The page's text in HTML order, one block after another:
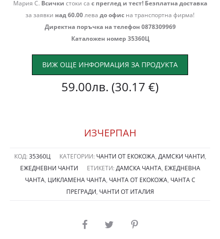
Мария С. Всички стоки са с преглед и тест! Безплатна доставка
за заявки над 60.00лева до офис на транспортна фирма!
Директна поръчка на телефон 0878309969
Каталожен номер 35360Ц
ВИЖ ОЩЕ ИНФОРМАЦИЯ ЗА ПРОДУКТА
59.00лв. (30.17 €)
ИЗЧЕРПАН
КОД: 35360Ц КАТЕГОРИИ: ЧАНТИ ОТ ЕКОКОЖА, ДАМСКИ ЧАНТИ,
ЕЖЕДНЕВНИ ЧАНТИ
ЕТИКЕТИ: ДАМСКА ЧАНТА, ЕЖЕДНЕВНА
ЧАНТА, ЦИКЛАМЕНА ЧАНТА, ЧАНТА ОТ ЕКОКОЖА, ЧАНТА С
ПРЕГРАДИ, ЧАНТИ ОТ ИТАЛИЯ
SHARE